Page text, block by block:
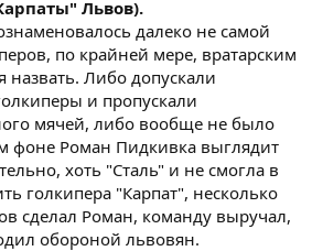
Львов).
далеко не самой
по крайней мере, вратарским
назвать. Либо допускали
и пропускали
мячей, либо вообще не было
фоне Роман Пидкивка выглядит
хоть "Сталь" и не смогла в
голкипера "Карпат", несколько
сделал Роман, команду выручал,
обороной львовян.